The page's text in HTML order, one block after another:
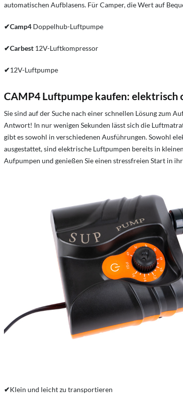
automatischen Aufblasens. Für Camper, die Wert auf
✔Camp4 Doppelhub-Luftpumpe
✔Carbest 12V-Luftkompressor
✔12V-Luftpumpe
CAMP4 Luftpumpe kaufen: elektrisch
Sie sind auf der Suche nach einer schnellen Lösung zum
Antwort! In nur wenigen Sekunden lässt sich die
gibt es sowohl in verschiedenen Ausführungen. Sowohl
ausgestattet, sind elektrische Luftpumpen bereits in
Aufpumpen und genießen Sie einen stressfreien Start in
✔Klein und leicht zu transportieren